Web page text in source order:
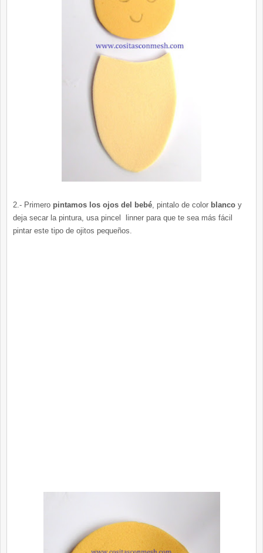
2.- Primero pintamos los ojos del bebé , pintalo de color blanco y
deja secar la pintura, usa pincel linner para que te sea más fácil
pintar este tipo de ojitos pequeños.